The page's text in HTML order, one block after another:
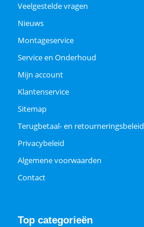
Veelgestelde vragen
Nieuws
Montageservice
Service en Onderhoud
Mijn account
Klantenservice
Sitemap
Terugbetaal- en retourneringsbeleid
Privacybeleid
Algemene voorwaarden
Contact
Top categorieën